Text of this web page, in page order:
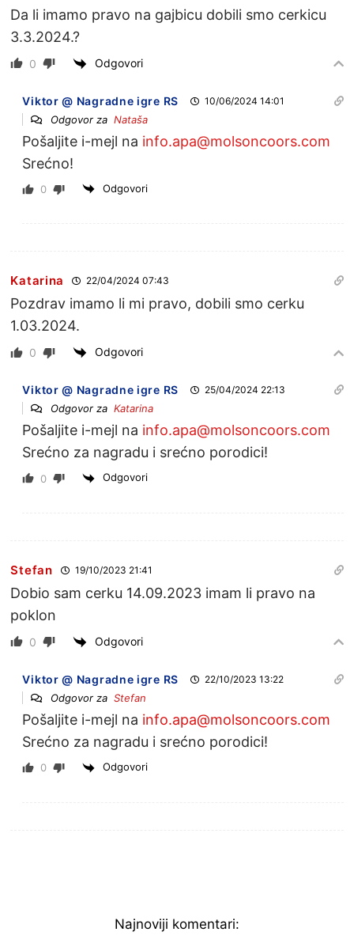
Da li imamo pravo na gajbicu dobili smo cerkicu
3.3.2024.?
0 Odgovori
Viktor @ Nagradne igre RS 10/06/2024 14:01
Odgovor zaNataša
Pošaljite i-mejl na info.apa@molsoncoors.com
Srećno!
0 Odgovori
Katarina 22/04/2024 07:43
Pozdrav imamo li mi pravo, dobili smo cerku
1.03.2024.
0 Odgovori
Viktor @ Nagradne igre RS 25/04/2024 22:13
Odgovor zaKatarina
Pošaljite i-mejl na info.apa@molsoncoors.com
Srećno za nagradu i srećno porodici!
0 Odgovori
Stefan 19/10/2023 21:41
Dobio sam cerku 14.09.2023 imam li pravo na
poklon
0 Odgovori
Viktor @ Nagradne igre RS 22/10/2023 13:22
Odgovor zaStefan
Pošaljite i-mejl na info.apa@molsoncoors.com
Srećno za nagradu i srećno porodici!
0 Odgovori
Najnoviji komentari: